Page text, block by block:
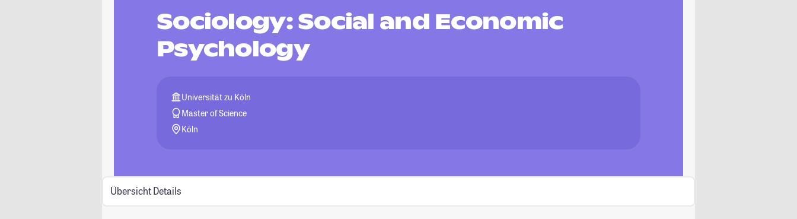
Sociology: Social and Economic
Psychology
Universität zu Köln
Master of Science
Köln
Übersicht Details